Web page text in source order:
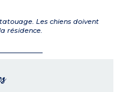
Les chiens doivent
résidence.